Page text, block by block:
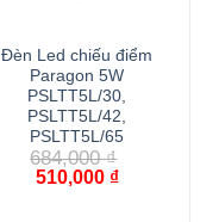
Đèn Led chiếu điểm
Paragon 5W
PSLTT5L/30,
PSLTT5L/42,
PSLTT5L/65
684,000₫
Giá
510,000 ₫Giá